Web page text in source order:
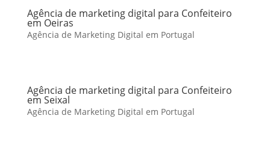
Agência de marketing digital para Confeiteiro
em Oeiras
Agência de Marketing Digital em Portugal
Agência de marketing digital para Confeiteiro
em Seixal
Agência de Marketing Digital em Portugal